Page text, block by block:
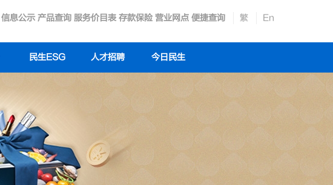
信息公示 产品查询 服务价目表 存款保险 营业网点 便捷查询 繁 En
民生ESG 人才招聘 今日民生